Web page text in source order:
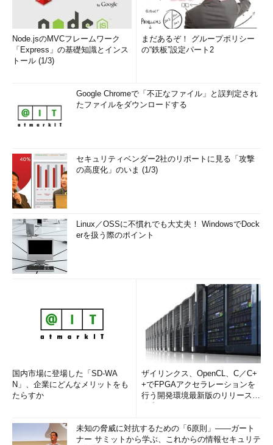
Node.jsのMVCフレームワーク
「Express」の基礎知識とインス
トール (1/3)
まだあるぞ！ グループポリシー
の“鉄板”設定パート2
Google Chromeで「不正なファイル」と誤判定され
たファイルをダウンロードする
セキュリティベンダー2社のリポートに見る「攻撃
の高度化」のいま (1/3)
Linux／OSSに不慣れでも大丈夫！ WindowsでDock
erを扱う際のポイント
国内市場に登場した「SD-WA
N」、企業にどんなメリットをも
たらすか
ザイリンクス、OpenCL、C／C+
+でFPGAアクセラレーションを
行う開発環境最新版のリリースを
未知の脅威に対抗するための「6原則」――ガート
ナー サミットから学ぶ、これからの情報セキュリテ